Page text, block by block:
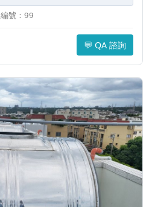
編號：99
💬 QA 諮詢